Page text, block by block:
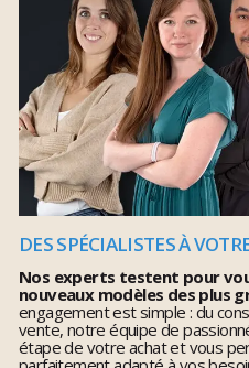
DES SPÉCIALISTES À
Nos experts testent pour
nouveaux modèles des plus
engagement est simple : du
vente, notre équipe de
étape de votre achat et vous